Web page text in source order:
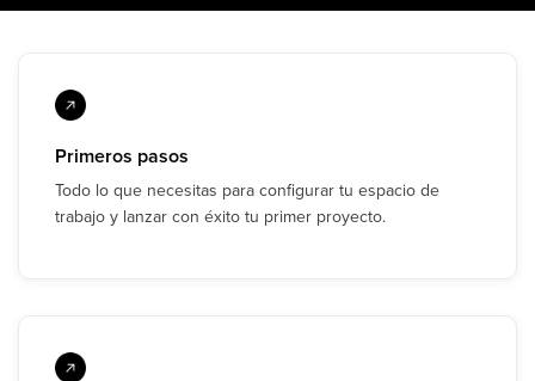
Primeros pasos
Todo lo que necesitas para configurar tu espacio de
trabajo y lanzar con éxito tu primer proyecto.